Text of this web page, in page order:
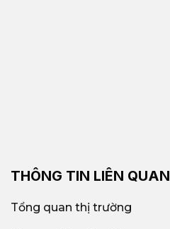
THÔNG TIN LIÊN QUAN
Tổng quan thị trường